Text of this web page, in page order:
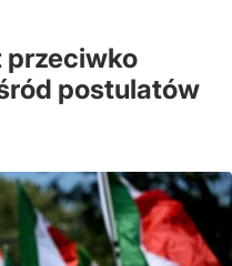
przeciwko
postulatów